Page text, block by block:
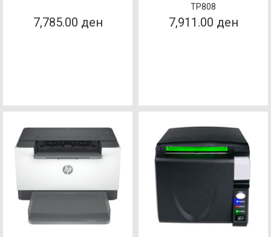
7,785.00 ден
TP808
7,911.00 ден